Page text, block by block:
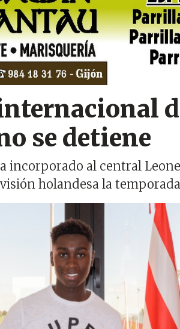
se detiene
incorporado al central
holandesa la